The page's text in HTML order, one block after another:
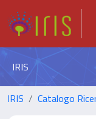
IRIS
IRIS Catalogo